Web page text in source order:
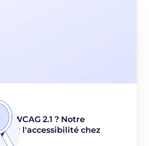
WCAG 2.1 ? Notre
l'accessibilité chez